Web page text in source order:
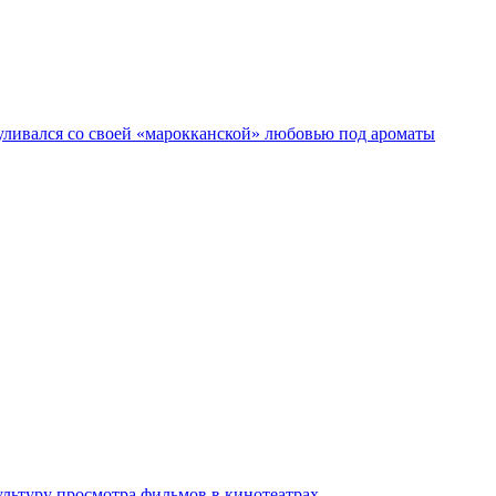
со своей «марокканской» любовью под ароматы